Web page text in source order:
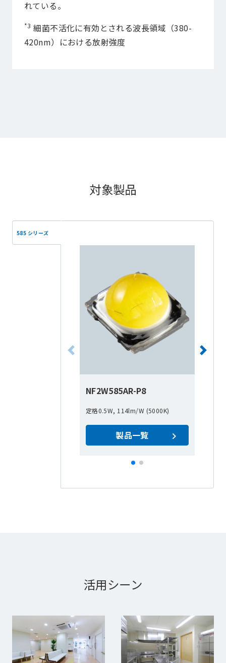
れている。
*3 細菌不活化に有効とされる波長領域（380-
420nm）における放射強度
対象製品
585 シリーズ
NF2W585AR-P8
定格0.5W, 114lm/W (5000K)
製品一覧
活用シーン